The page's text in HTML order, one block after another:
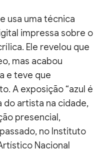
usa uma técnica
impressa sobre o
Ele revelou que
mas acabou
e teve que
A exposição “azul é
do artista na cidade,
presencial,
no Instituto
Nacional